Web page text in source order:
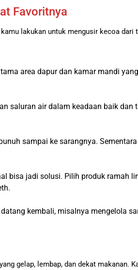
Favoritnya
lakukan untuk mengusir kecoa
area dapur dan kamar mandi
saluran air dalam keadaan baik dan
sampai ke sarangnya.
bisa jadi solusi. Pilih produk ramah
kembali, misalnya mengelola
gelap, lembap, dan dekat makanan.